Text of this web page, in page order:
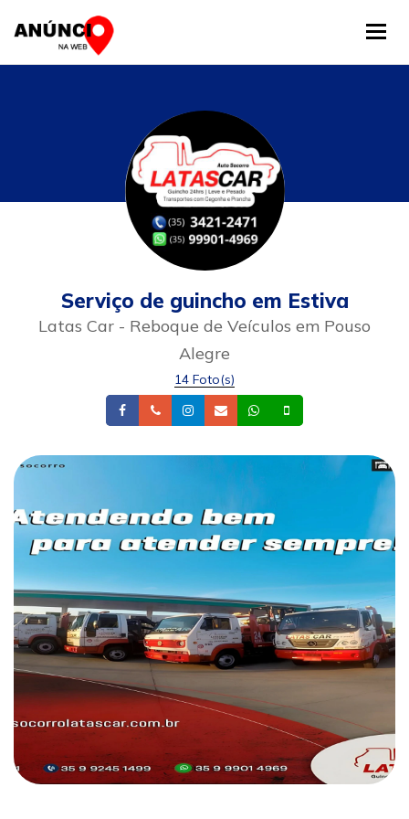
Serviço de guincho em Estiva
Latas Car - Reboque de Veículos em Pouso
Alegre
14 Foto(s)
FacebookTelefoneInstagram
Email Whatsapp